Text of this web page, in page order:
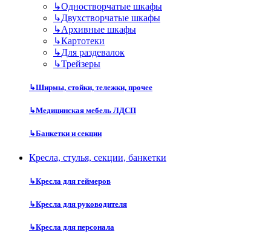
↳Одностворчатые шкафы
↳Двухстворчатые шкафы
↳Архивные шкафы
↳Картотеки
↳Для раздевалок
↳Трейзеры
↳Ширмы, стойки, тележки, прочее
↳Медицинская мебель ЛДСП
↳Банкетки и секции
Кресла, стулья, секции, банкетки
↳Кресла для геймеров
↳Кресла для руководителя
↳Кресла для персонала